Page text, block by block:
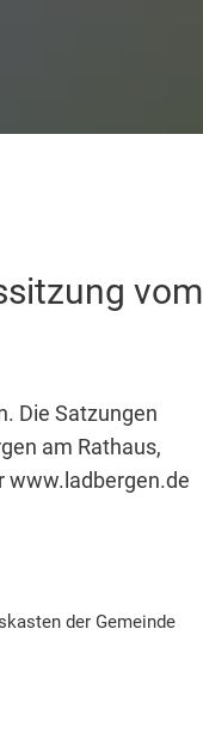
vom
Die Satzungen
am Rathaus,
www.ladbergen.de
der Gemeinde